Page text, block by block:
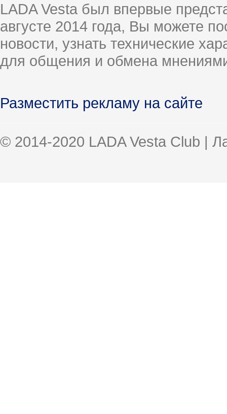
LADA Vesta был впервые
августе 2014 года, Вы можете
новости, узнать технические
для общения и обмена
Разместить рекламу на сайте
© 2014-2020 LADA Vesta Club |